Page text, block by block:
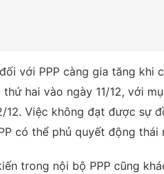
với PPP càng gia tăng khi
thứ hai vào ngày 11/12, với
12. Việc không đạt được sự
có thể phủ quyết động thái
trong nội bộ PPP cũng